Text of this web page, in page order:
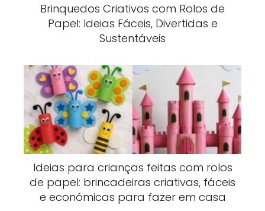
Brinquedos Criativos com Rolos de
Papel: Ideias Fáceis, Divertidas e
Sustentáveis
Ideias para crianças feitas com rolos
de papel: brincadeiras criativas, fáceis
e económicas para fazer em casa